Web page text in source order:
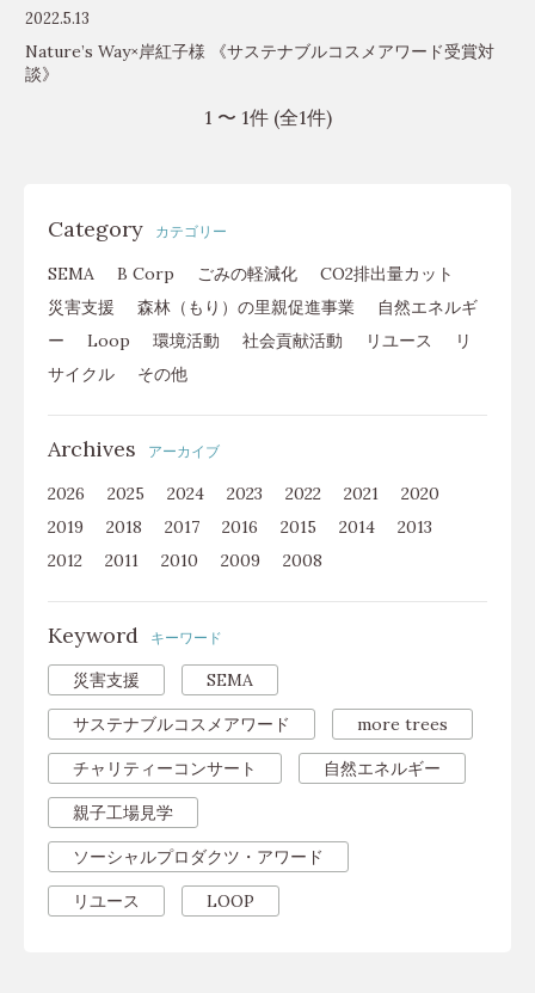
2022.5.13
Nature’s Way×岸紅子様 《サステナブルコスメアワード受賞対
談》
1 〜 1件 (全1件)
Category カテゴリー
SEMA B Corp ごみの軽減化
CO2排出量カット
災害支援
森林（もり）の里親促進事業
自然エネルギ
ー
Loop 環境活動 社会貢献活動 リユース
リ
サイクル
その他
Archives アーカイブ
2026 2025 2024 2023 2022 2021
2020
2019
2018 2017 2016 2015 2014
2013
2012
2011 2010 2009 2008
Keyword キーワード
災害支援 SEMA
サステナブルコスメアワード more trees
チャリティーコンサート 自然エネルギー
親子工場見学
ソーシャルプロダクツ・アワード
リユース LOOP